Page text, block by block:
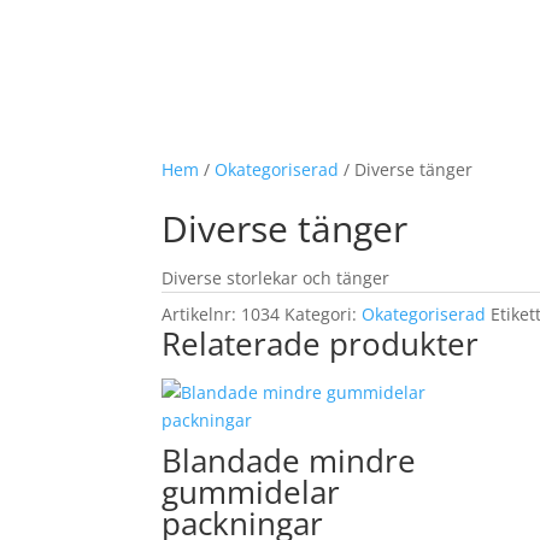
Hem / Okategoriserad / Diverse tänger
Diverse tänger
Diverse storlekar och tänger
Artikelnr: 1034 Kategori: Okategoriserad
Relaterade produkter
Blandade mindre
gummidelar
packningar